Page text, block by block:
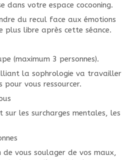
dans votre espace cocooning.
du recul face aux émotions
plus libre après cette séance.
(maximum 3 personnes).
la sophrologie va travailler
vous ressourcer.
les surcharges mentales, les
de vous soulager de vos maux,